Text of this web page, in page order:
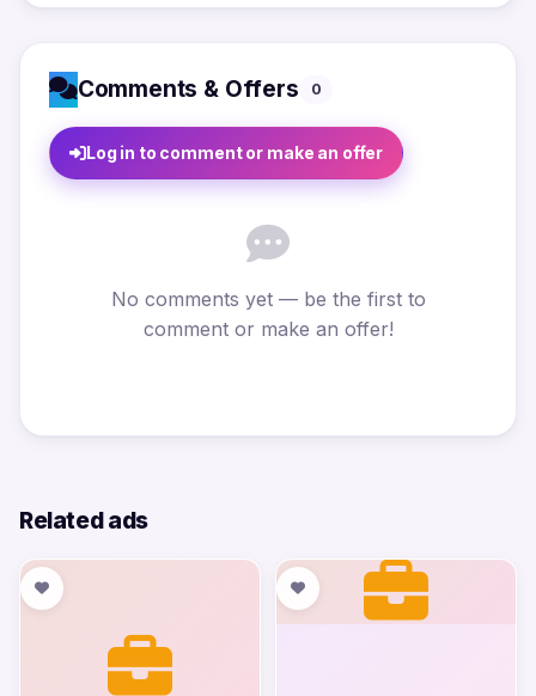
Comments & Offers 0
Log in to comment or make an offer
No comments yet — be the first to
comment or make an offer!
Related ads